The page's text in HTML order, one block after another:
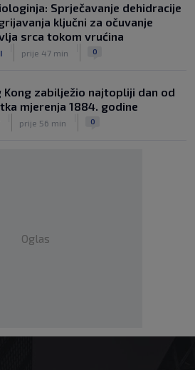
Sprječavanje dehidracije
ključni za očuvanje
srca tokom vrućina
prije 47 min 0
Kong zabilježio najtopliji dan od
mjerenja 1884. godine
prije 56 min 0
Oglas